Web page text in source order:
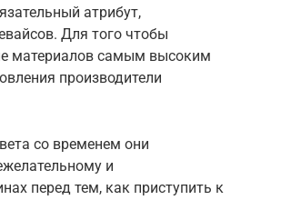
атрибут,
Для того чтобы
материалов самым высоким
производители
со временем они
и
перед тем, как приступить к